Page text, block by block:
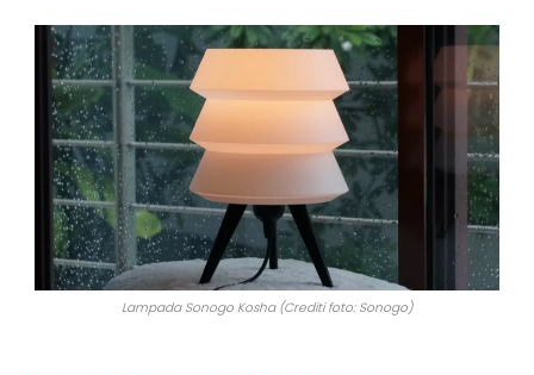
Lampada Sonogo Kosha (Crediti foto: Sonogo)